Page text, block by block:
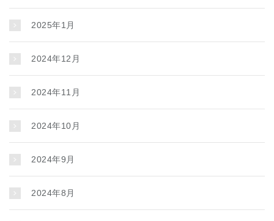
2025年1月
2024年12月
2024年11月
2024年10月
2024年9月
2024年8月